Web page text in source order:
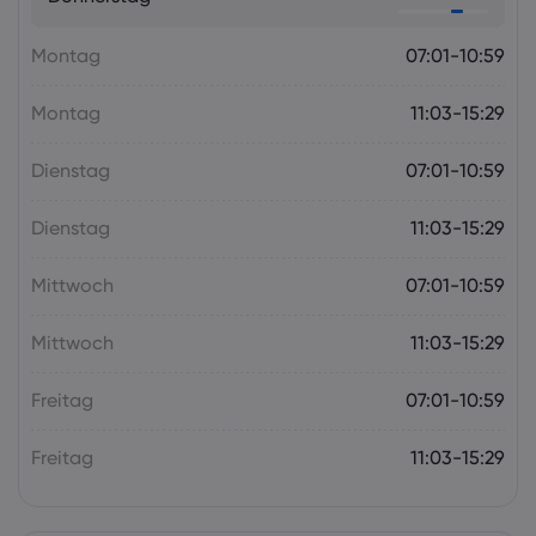
Montag 07:01-10:59
Montag 11:03-15:29
Dienstag 07:01-10:59
Dienstag 11:03-15:29
Mittwoch 07:01-10:59
Mittwoch 11:03-15:29
Freitag 07:01-10:59
Freitag 11:03-15:29